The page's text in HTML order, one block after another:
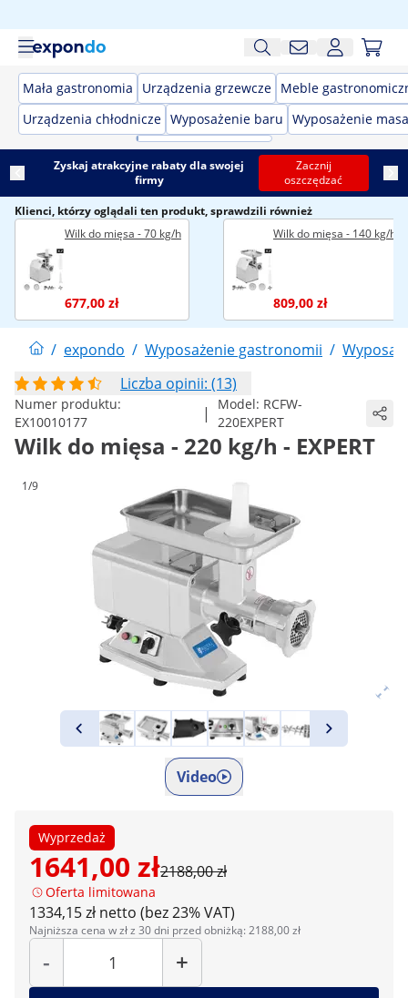
Mała gastronomia Urządzenia grzewcze Meble
Urządzenia chłodnicze Wyposażenie baru Wyposażenie
Zyskaj atrakcyjne rabaty dla swojej
firmy
Zacznij
oszczędzać
Klienci, którzy oglądali ten produkt, sprawdzili również
Wilk do mięsa - 70 kg/h
677,00 zł
Wilk do mięsa - 140 kg/h
809,00 zł
/ expondo / Wyposażenie gastronomii /
Liczba opinii: (13)
Numer produktu:
EX10010177
| Model: RCFW-
220EXPERT
Wilk do mięsa - 220 kg/h - EXPERT
1/9
Video
Wyprzedaż
1641,00 zł2188,00 zł
Oferta limitowana
1334,15 zł netto (bez 23% VAT)
Najniższa cena w zł z 30 dni przed obniżką: 2188,00 zł
-
Liczba
+